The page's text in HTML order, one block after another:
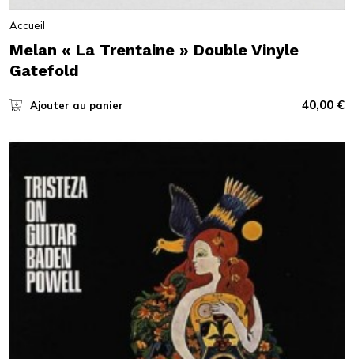
Accueil
Melan « La Trentaine » Double Vinyle
Gatefold
Ajouter au panier 40,00 €